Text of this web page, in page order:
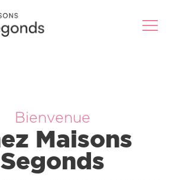
Bienvenue
Maisons
Segonds